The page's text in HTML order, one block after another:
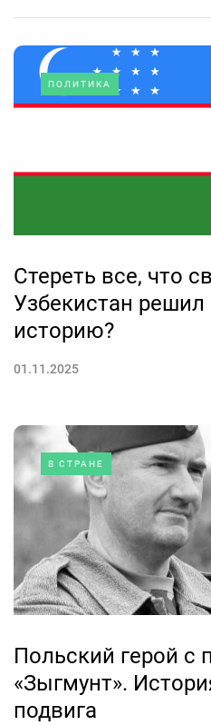
ПОЛИТИКА
Стереть все, что
Узбекистан решил
историю?
01.11.2025
В СТРАНЕ
Польский герой
«Зыгмунт».
подвига